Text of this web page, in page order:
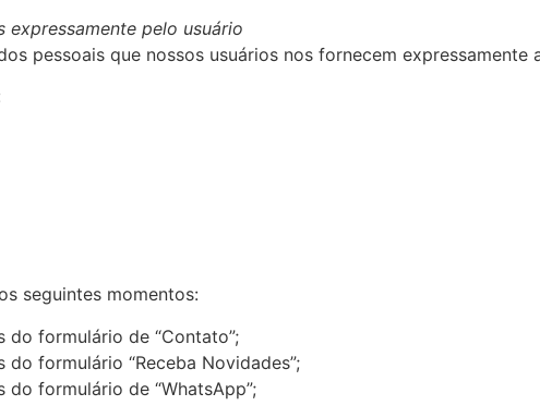
expressamente pelo usuário
pessoais que nossos usuários nos fornecem expressamente
seguintes momentos:
formulário de “Contato”;
formulário “Receba Novidades”;
formulário de “WhatsApp”;